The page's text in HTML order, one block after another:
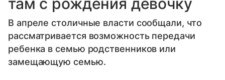
В апреле столичные власти сообщали, что
рассматривается возможность передачи
ребенка в семью родственников или
замещающую семью.